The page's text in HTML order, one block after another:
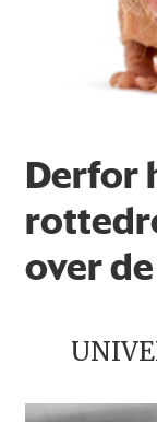
Derfor
over